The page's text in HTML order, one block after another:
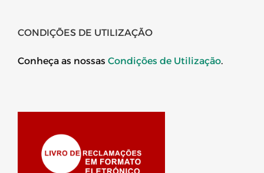
CONDIÇÕES DE UTILIZAÇÃO
Conheça as nossas Condições de Utilização.